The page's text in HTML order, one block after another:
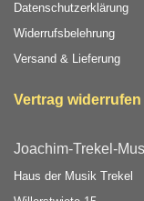
Datenschutzerklärung
Widerrufsbelehrung
Versand & Lieferung
Vertrag widerrufen
Joachim-Trekel-
Haus der Musik Trekel